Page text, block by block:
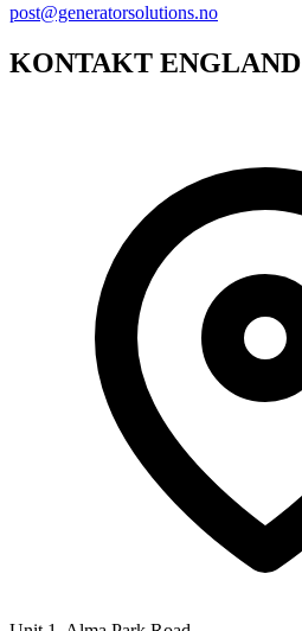
post@generatorsolutions.no
KONTAKT ENGLAND